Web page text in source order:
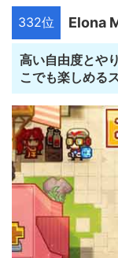
332位 Elona
高い自由度とや
こでも楽しめる